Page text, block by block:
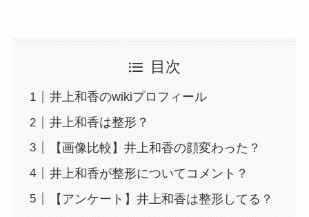
目次
井上和香のwikiプロフィール
井上和香は整形？
【画像比較】井上和香の顔変わった？
井上和香が整形についてコメント？
【アンケート】井上和香は整形してる？